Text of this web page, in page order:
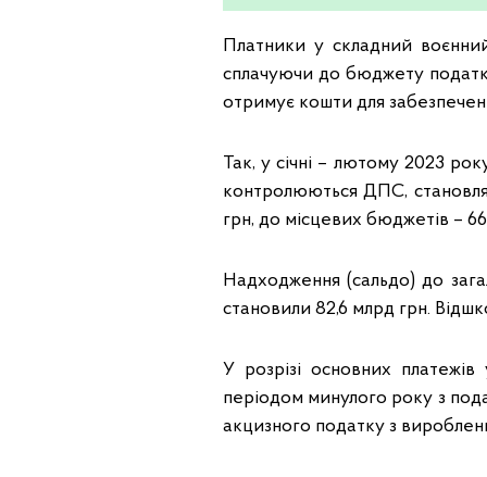
Платники у складний
сплачуючи до бюджету
отримує кошти для
Так, у січні – лютому 2023
контролюються ДПС,
грн, до місцевих бюджетів –
Надходження (сальдо) до
становили 82,6 млрд грн.
У розрізі основних
періодом минулого року з
акцизного податку з